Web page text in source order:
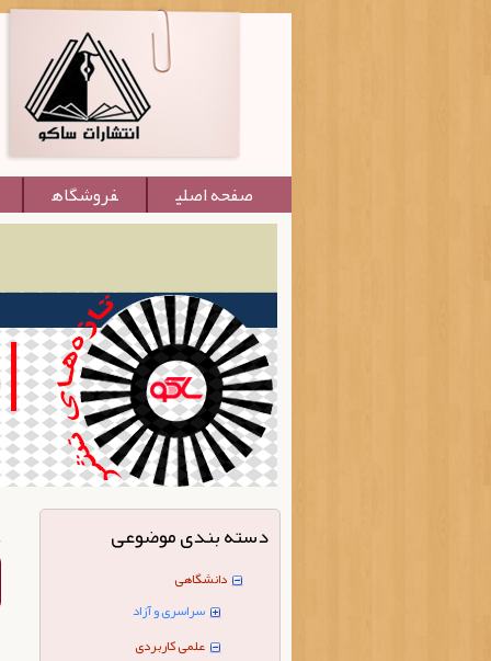
صفحه اصلی فروشگاه
دسته بندی موضوعی
دانشگاهی
سراسری و آزاد
علمی کاربردی